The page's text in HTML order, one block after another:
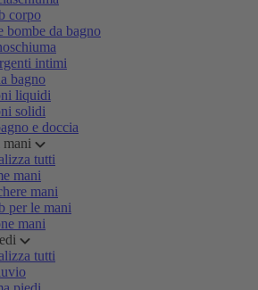
corpo
bombe da bagno
intimi
bagno
liquidi
solidi
e doccia
mani
tutti
mani
mani
per le mani
mani
tutti